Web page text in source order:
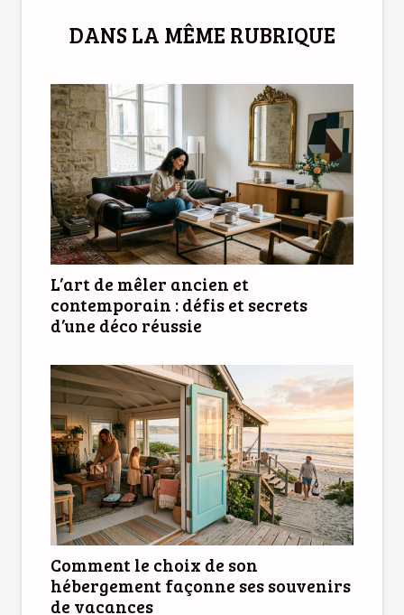
DANS LA MÊME RUBRIQUE
L’art de mêler ancien et
contemporain : défis et secrets
d’une déco réussie
Comment le choix de son
hébergement façonne ses souvenirs
de vacances